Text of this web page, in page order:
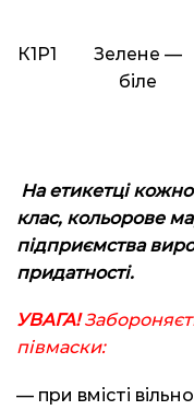
К1Р1
Зелене —
біле
На етикетці
клас, кольорове
підприємства
придатності.
УВАГА!
півмаски:
— при вмісті